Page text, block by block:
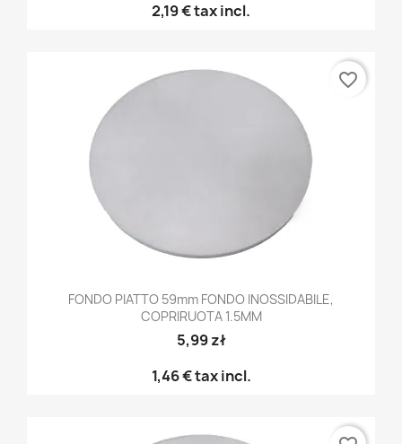
2,19 €tax incl.
FONDO PIATTO 59mm FONDO INOSSIDABILE,
COPRIRUOTA 1.5MM
5,99 zł
1,46 €tax incl.
favorite_border